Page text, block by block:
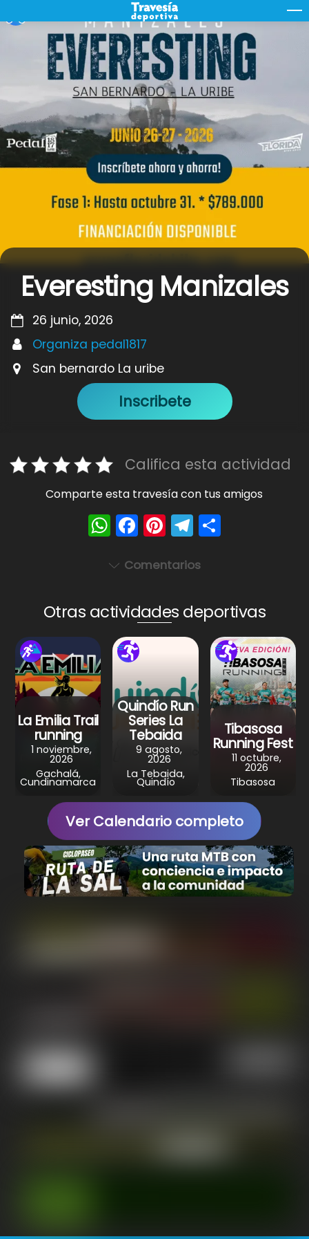
to
Everesting Manizales
26 junio, 2026
Organiza pedal1817
San bernardo La uribe
Inscribete
Califica esta actividad
Comparte esta travesía con tus amigos
W
h
a
A
p
p
F
a
c
b
o
o
k
Pi
nt
er
st
T
el
e
a
m
Comentarios
Otras actividades deportivas
La Emilia Trail
running
1 noviembre,
2026
Gachalá,
Cundinamarca
Quindío Run
Series La
Tebaida
9 agosto,
2026
La Tebaida,
Quindío
Tibasosa
Running Fest
11 octubre,
2026
Tibasosa
Ver Calendario completo